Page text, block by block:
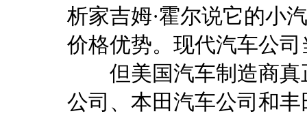
析家吉姆·霍尔说它的小
价格优势。现代汽车公
但美国汽车制造商真
公司、本田汽车公司和